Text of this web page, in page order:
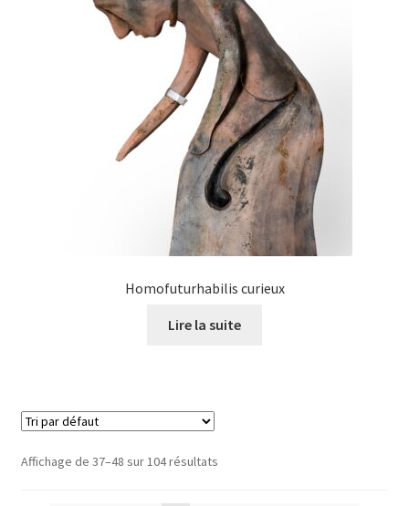
Homofuturhabilis curieux
Lire la suite
Affichage de 37–48 sur 104 résultats